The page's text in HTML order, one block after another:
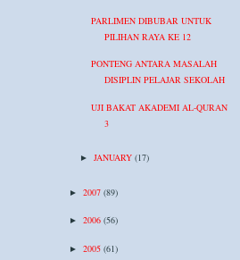
PARLIMEN DIBUBAR UNTUK
PILIHAN RAYA KE 12
PONTENG ANTARA MASALAH
DISIPLIN PELAJAR SEKOLAH
UJI BAKAT AKADEMI AL-QURAN
3
► JANUARY (17)
► 2007 (89)
► 2006 (56)
► 2005 (61)